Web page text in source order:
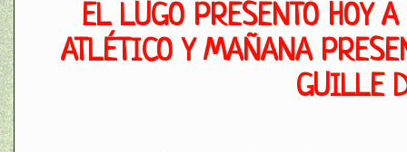
EL LUGO PRESENTÓ HOY
ATLÉTICO Y MAÑANA
GUILLE